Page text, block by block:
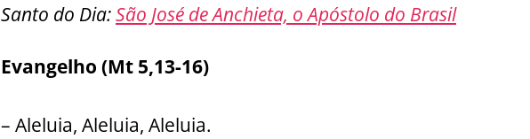
Santo do Dia:São José de Anchieta, o Apóstolo do Brasil
Evangelho (Mt 5,13-16)
– Aleluia, Aleluia, Aleluia.